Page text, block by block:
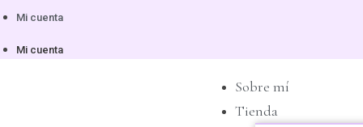
Mi cuenta
Mi cuenta
Sobre mí
Tienda